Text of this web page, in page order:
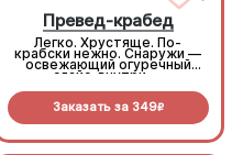
Превед-крабед
Легко. Хрустяще. По-
крабски нежно. Снаружи —
освежающий огуречный
слайс, внутри —
снежного краба, крем-сыра
и пекинской капусты.
Заказать за 349R